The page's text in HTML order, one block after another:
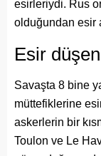
esirleriydi. Rus
olduğundan esir
Esir
Savaşta 8 bine
müttefiklerine
askerlerin bir
Toulon ve Le